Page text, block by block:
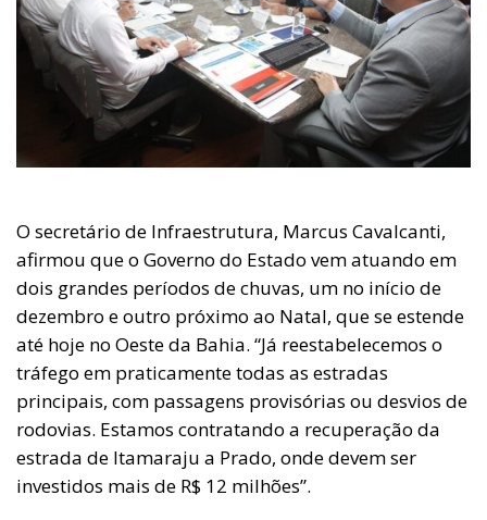
O secretário de Infraestrutura, Marcus Cavalcanti,
afirmou que o Governo do Estado vem atuando em
dois grandes períodos de chuvas, um no início de
dezembro e outro próximo ao Natal, que se estende
até hoje no Oeste da Bahia. “Já reestabelecemos o
tráfego em praticamente todas as estradas
principais, com passagens provisórias ou desvios de
rodovias. Estamos contratando a recuperação da
estrada de Itamaraju a Prado, onde devem ser
investidos mais de R$ 12 milhões”.